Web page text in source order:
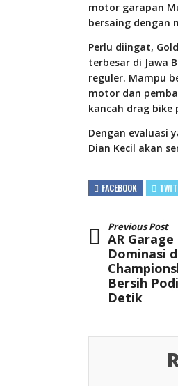
motor garapan
bersaing dengan
Perlu diingat,
terbesar di Jawa
reguler. Mampu
motor dan
kancah drag bike
Dengan evaluasi
Dian Kecil akan
FACEBOOK
Previous Post
AR
Dominasi
Bersih
Detik